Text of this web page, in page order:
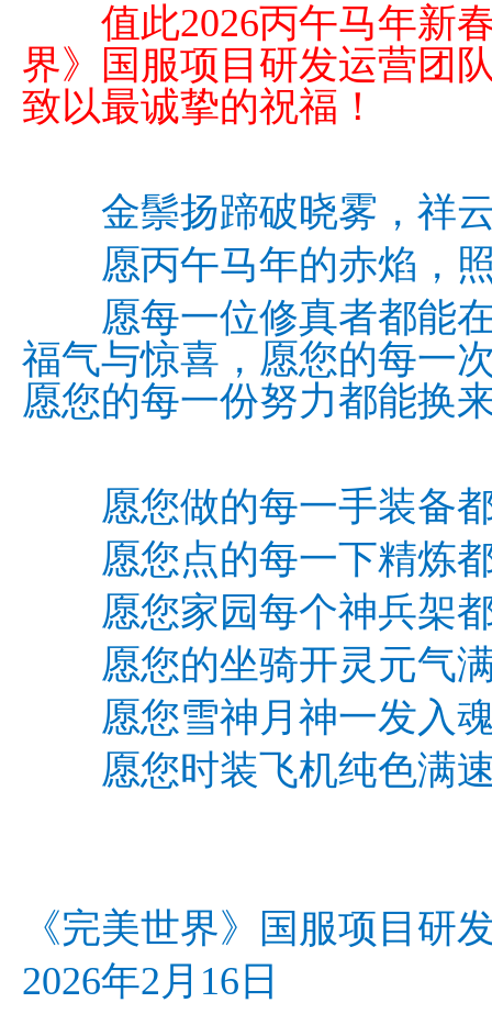
值此2026丙午马年新春
界》国服项目研发运营团
致以最诚挚的祝福！
金鬃扬蹄破晓雾，祥云
愿丙午马年的赤焰，照
愿每一位修真者都能在
福气与惊喜，愿您的每一
愿您的每一份努力都能换
愿您做的每一手装备都
愿您点的每一下精炼
愿您家园每个神兵架
愿您的坐骑开灵元气
愿您雪神月神一发入
愿您时装飞机纯色满
《完美世界》国服项目研
2026年2月16日